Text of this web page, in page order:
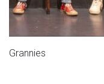
Grannies